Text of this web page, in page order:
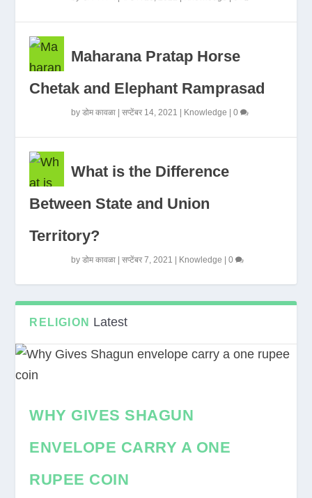
Maharana Pratap Horse
Chetak and Elephant Ramprasad
byडोम कावळा |सप्टेंबर 14, 2021 Knowledge |0
What is the Difference
Between State and Union
Territory?
byडोम कावळा |सप्टेंबर 7, 2021 Knowledge |0
RELIGION Latest
WHY GIVES SHAGUN
ENVELOPE CARRY A ONE
RUPEE COIN